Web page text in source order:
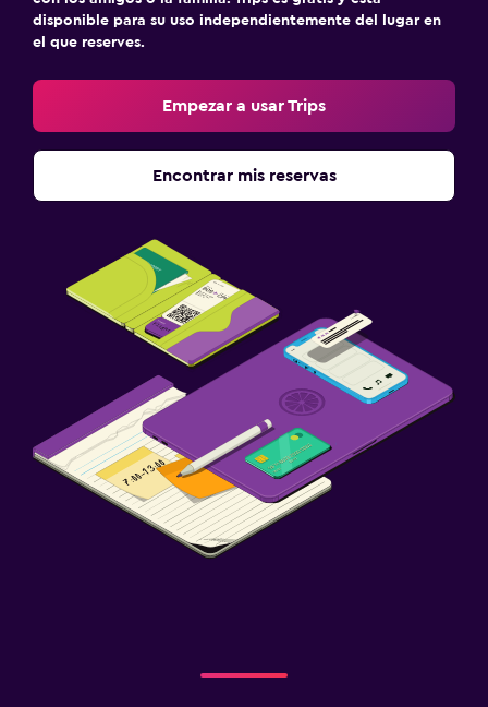
disponible para su uso independientemente del lugar en
el que reserves.
Empezar a usar Trips
Encontrar mis reservas